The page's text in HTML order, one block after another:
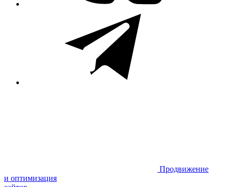
Продвижение
и оптимизация